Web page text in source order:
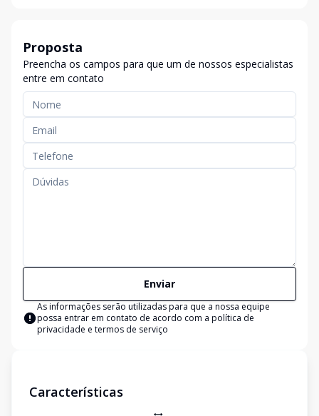
Proposta
Preencha os campos para que um de nossos especialistas
entre em contato
Enviar
As informações serão utilizadas para que a nossa equipe
possa entrar em contato de acordo com a política de
privacidade e termos de serviço
Características